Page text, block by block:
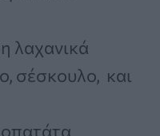
λαχανικά
σέσκουλο, και